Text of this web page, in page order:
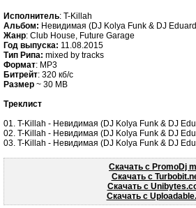
Исполнитель: T-Killah
Альбом: Невидимая (DJ Kolya Funk & DJ
Жанр: Club House, Future Garage
Год выпуска: 11.08.2015
Тип Рипа: mixed by tracks
Формат: MP3
Битрейт: 320 кб/c
Размер ~ 30 MB
Треклист
01. T-Killah - Невидимая (DJ Kolya Funk & DJ
02. T-Killah - Невидимая (DJ Kolya Funk & DJ
03. T-Killah - Невидимая (DJ Kolya Funk & DJ
Скачать с PromoDj
Скачать c
Скачать c
Скачать c